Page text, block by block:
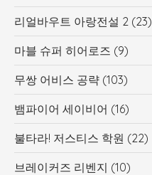
리얼바우트 아랑전설 2(23)
마블 슈퍼 히어로즈 (9)
무쌍 어비스 공략(103)
뱀파이어 세이비어 (16)
불타라! 저스티스 학원 (22)
브레이커즈 리벤지 (10)